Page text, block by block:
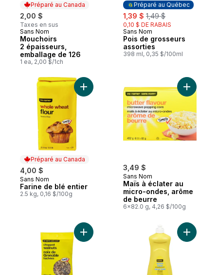
Préparé au Canada
2,00 $
Taxes en sus
Préparé au Canada
Sans Nom
Mouchoirs
2 épaisseurs,
emballage de 126
1 ea, 2,00 $/1ch
Préparé au Québec
sale:
1,39 $ , formerly:
1,49 $
0,10 $ DE RABAIS
Préparé au Québec
Sans Nom
Pois de grosseurs
assorties
398 ml, 0,35 $/100ml
Préparé au Canada
4,00 $
Préparé au Canada
Sans Nom
Farine de blé entier
2.5 kg, 0,16 $/100g
Ajouter Farine de blé entier au panier
3,49 $
Sans Nom
Maïs à éclater au
micro-ondes, arôme
de beurre
6x82.0 g, 4,26 $/100g
Ajouter
Ajouter Noix de Grenoble hachées au
Ajouter